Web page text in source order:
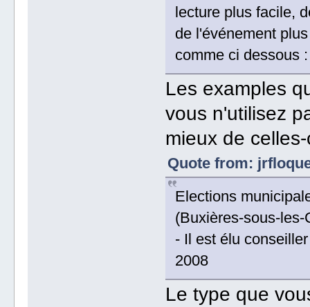
lecture plus facile,
de l'événement
comme ci dessous :
Les examples
vous n'utilisez
mieux de
Quote from:
Elections
(Buxières-sous-
- Il est élu
2008
Le type que